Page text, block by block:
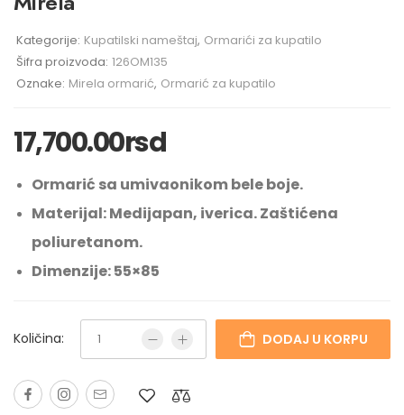
Kategorije: Kupatilski nameštaj, Ormarići za kupatilo
Šifra proizvoda: 126OM135
Oznake: Mirela ormarić, Ormarić za kupatilo
17,700.00rsd
Ormarić sa umivaonikom bele boje.
Materijal: Medijapan, iverica. Zaštićena
poliuretanom.
Dimenzije: 55×85
Količina: DODAJ U KORPU